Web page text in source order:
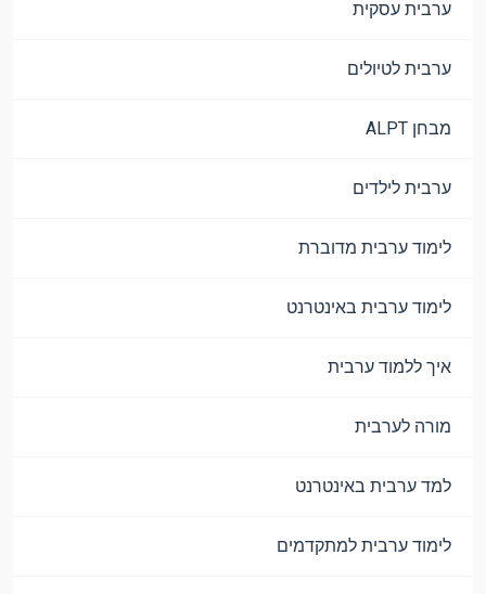
ערבית עסקית
ערבית לטיולים
מבחן ALPT
ערבית לילדים
לימוד ערבית מדוברת
לימוד ערבית באינטרנט
איך ללמוד ערבית
מורה לערבית
למד ערבית באינטרנט
לימוד ערבית למתקדמים